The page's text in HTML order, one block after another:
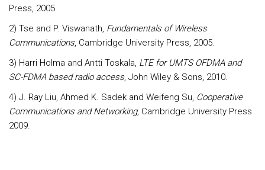
Press, 2005
2) Tse and P. Viswanath, Fundamentals of Wireless
Communications, Cambridge University Press, 2005.
3) Harri Holma and Antti Toskala, LTE for UMTS OFDMA and
SC-FDMA based radio access, John Wiley & Sons, 2010.
4) J. Ray Liu, Ahmed K. Sadek and Weifeng Su, Cooperative
Communications and Networking, Cambridge University Press
2009.